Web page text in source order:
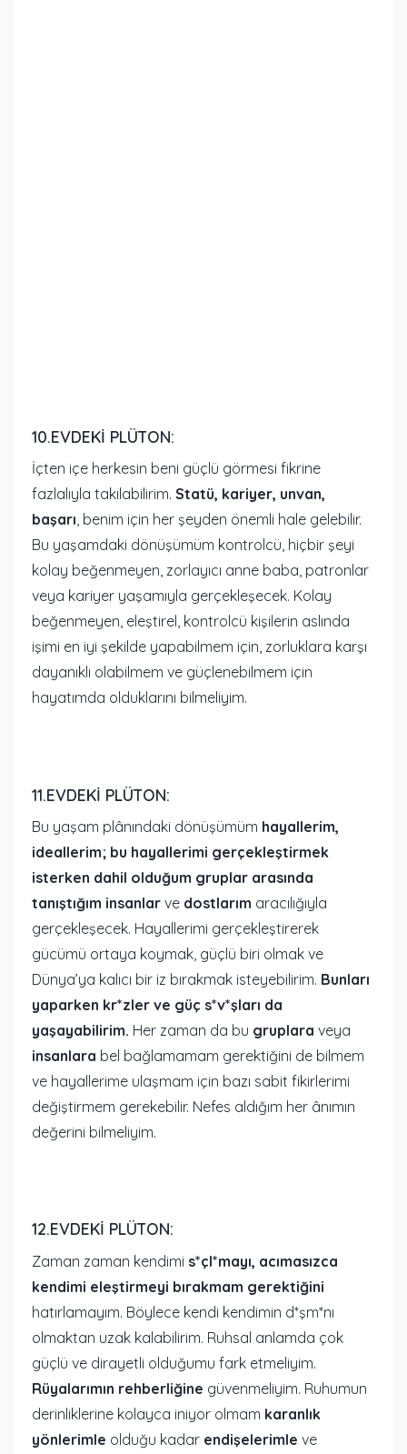
10.EVDEKI PLÜTON:
İçten içe herkesin beni güçlü görmesi fikrine
fazlalıyla takılabilirim. Statü, kariyer, unvan,
başarı, benim için her şeyden önemli hale gelebilir.
Bu yaşamdaki dönüşümüm kontrolcü, hiçbir şeyi
kolay beğenmeyen, zorlayıcı anne baba, patronlar
veya kariyer yaşamıyla gerçekleşecek. Kolay
beğenmeyen, eleştirel, kontrolcü kişilerin aslında
işimi en iyi şekilde yapabilmem için, zorluklara karşı
dayanıklı olabilmem ve güçlenebilmem için
hayatımda olduklarını bilmeliyim.
11.EVDEKI PLÜTON:
Bu yaşam plânındaki dönüşümüm hayallerim,
ideallerim; bu hayallerimi gerçekleştirmek
isterken dahil olduğum gruplar arasında
tanıştığım insanlar ve dostlarım aracılığıyla
gerçekleşecek. Hayallerimi gerçekleştirerek
gücümü ortaya koymak, güçlü biri olmak ve
Dünya’ya kalıcı bir iz bırakmak isteyebilirim. Bunları
yaparken kr*zler ve güç s*v*şları da
yaşayabilirim. Her zaman da bu gruplara veya
insanlara bel bağlamamam gerektiğini de bilmem
ve hayallerime ulaşmam için bazı sabit fikirlerimi
değiştirmem gerekebilir. Nefes aldığım her ânımın
değerini bilmeliyim.
12.EVDEKI PLÜTON:
Zaman zaman kendimi s*çl*mayı, acımasızca
kendimi eleştirmeyi bırakmam gerektiğini
hatırlamayım. Böylece kendi kendimin d*şm*nı
olmaktan uzak kalabilirim. Ruhsal anlamda çok
güçlü ve dirayetli olduğumu fark etmeliyim.
Rüyalarımın rehberliğine güvenmeliyim. Ruhumun
derinliklerine kolayca iniyor olmam karanlık
yönlerimle olduğu kadar endişelerimle ve